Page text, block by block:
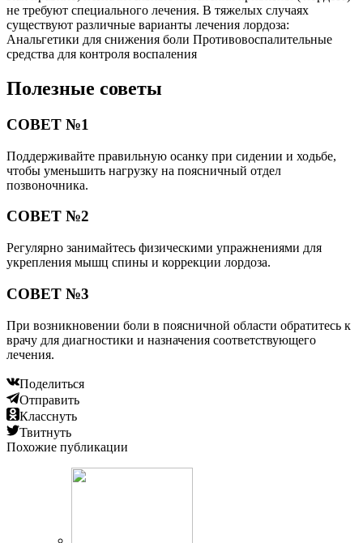
не требуют специального лечения. В тяжелых случаях
существуют различные варианты лечения лордоза:
Анальгетики для снижения боли Противовоспалительные
средства для контроля воспаления
Полезные советы
СОВЕТ №1
Поддерживайте правильную осанку при сидении и ходьбе,
чтобы уменьшить нагрузку на поясничный отдел
позвоночника.
СОВЕТ №2
Регулярно занимайтесь физическими упражнениями для
укрепления мышц спины и коррекции лордоза.
СОВЕТ №3
При возникновении боли в поясничной области обратитесь к
врачу для диагностики и назначения соответствующего
лечения.
Поделиться
Отправить
Класснуть
Твитнуть
Похожие публикации